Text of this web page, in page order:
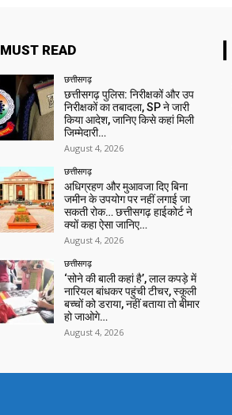
MUST READ
छत्तीसगढ़
छत्तीसगढ़ पुलिस: निरीक्षकों और उप
निरीक्षकों का तबादला, SP ने जारी
किया आदेश, जानिए किसे कहां मिली
जिम्मेदारी…
August 4, 2026
छत्तीसगढ़
अधिग्रहण और मुआवजा दिए बिना
जमीन के उपयोग पर नहीं लगाई जा
सकती रोक… छत्तीसगढ़ हाईकोर्ट ने
क्यों कहा ऐसा जानिए…
August 4, 2026
छत्तीसगढ़
‘सोने की बाली कहां है’, लाल कपड़े में
नारियल बांधकर पहुंची टीचर, स्कूली
बच्चों को डराया, नहीं बताया तो बीमार
हो जाओगे…
August 4, 2026